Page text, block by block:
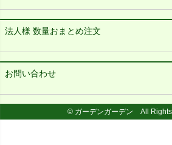
法人様 数量おまとめ注文
お問い合わせ
© ガーデンガーデン All